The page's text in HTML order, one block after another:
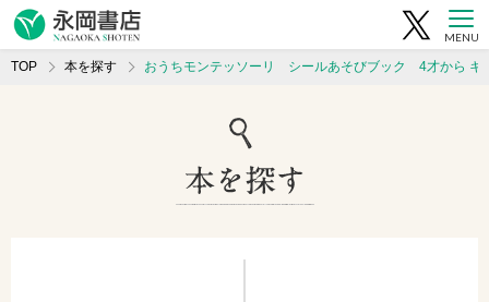
MENU
TOP 本を探す おうちモンテッソーリ シールあそびブック 4才から キ